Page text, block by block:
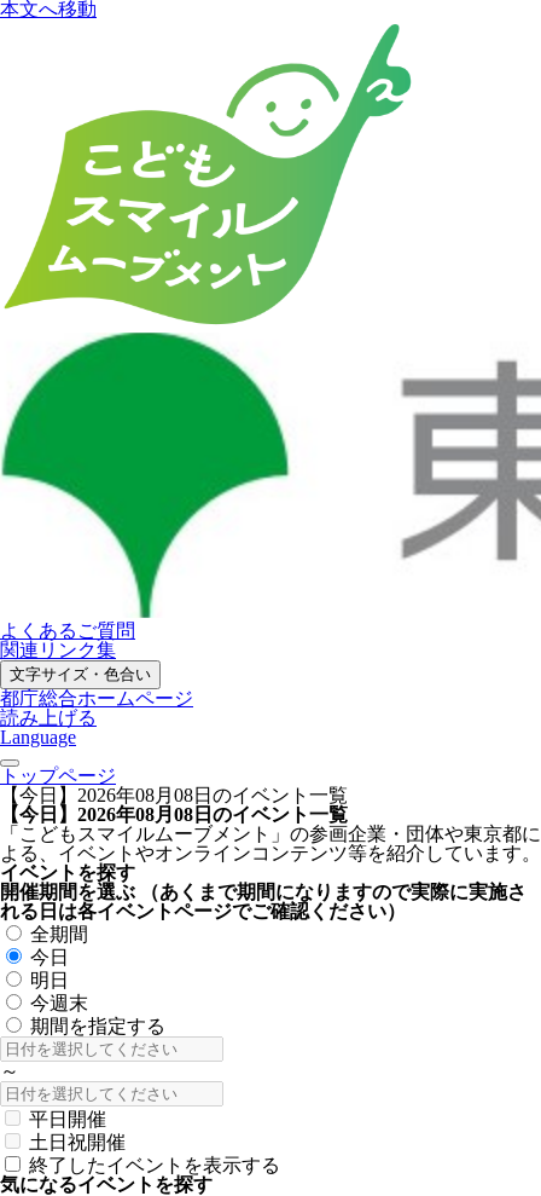
本文へ移動
よくあるご質問
関連リンク集
文字サイズ・色合い
都庁総合ホームページ
読み上げる
Language
トップページ
【今日】2026年08月08日のイベント一覧
【今日】2026年08月08日のイベント一覧
「こどもスマイルムーブメント」の参画企業・団体や東京都に
よる、イベントやオンラインコンテンツ等を紹介しています。
イベントを探す
開催期間を選ぶ
（あくまで期間になりますので実際に実施さ
れる日は各イベントページでご確認ください）
全期間
今日
明日
今週末
期間を指定する
～
平日開催
土日祝開催
終了したイベントを表示する
気になるイベントを探す